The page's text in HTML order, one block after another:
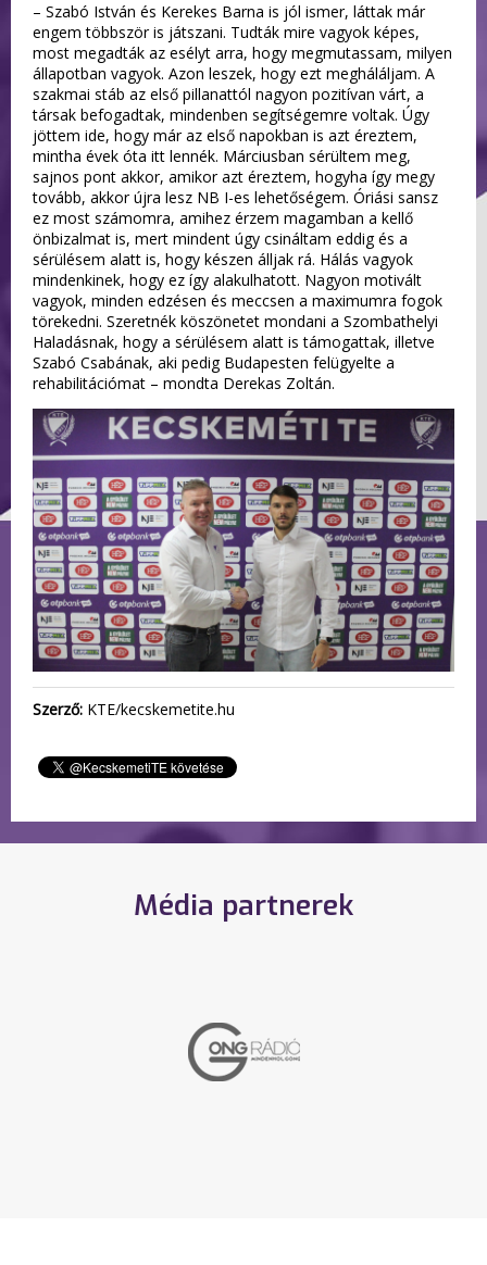
– Szabó István és Kerekes Barna is jól ismer, láttak már
engem többször is játszani. Tudták mire vagyok képes,
most megadták az esélyt arra, hogy megmutassam, milyen
állapotban vagyok. Azon leszek, hogy ezt megháláljam. A
szakmai stáb az első pillanattól nagyon pozitívan várt, a
társak befogadtak, mindenben segítségemre voltak. Úgy
jöttem ide, hogy már az első napokban is azt éreztem,
mintha évek óta itt lennék. Márciusban sérültem meg,
sajnos pont akkor, amikor azt éreztem, hogyha így megy
tovább, akkor újra lesz NB I-es lehetőségem. Óriási sansz
ez most számomra, amihez érzem magamban a kellő
önbizalmat is, mert mindent úgy csináltam eddig és a
sérülésem alatt is, hogy készen álljak rá. Hálás vagyok
mindenkinek, hogy ez így alakulhatott. Nagyon motivált
vagyok, minden edzésen és meccsen a maximumra fogok
törekedni. Szeretnék köszönetet mondani a Szombathelyi
Haladásnak, hogy a sérülésem alatt is támogattak, illetve
Szabó Csabának, aki pedig Budapesten felügyelte a
rehabilitációmat – mondta Derekas Zoltán.
Szerző: KTE/kecskemetite.hu
Média partnerek